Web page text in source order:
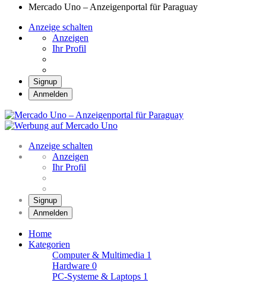
Mercado Uno – Anzeigenportal für Paraguay
Anzeige schalten
Anzeigen
Ihr Profil
Signup
Anmelden
Anzeige schalten
Anzeigen
Ihr Profil
Signup
Anmelden
Home
Kategorien
Computer & Multimedia 1
Hardware 0
PC-Systeme & Laptops 1